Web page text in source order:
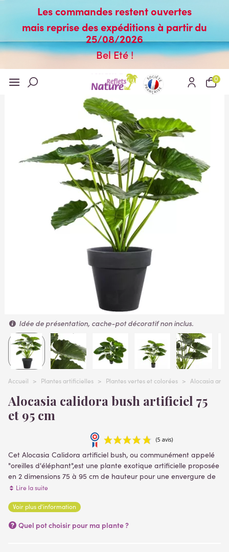
Les commandes restent ouvertes
mais reprise des expéditions à partir du
25/08/2026
Bel Eté !
0
Idée de présentation, cache-pot décoratif non inclus.
Accueil > Plantes artificielles > Plantes vertes et colorées > Alocasia
Alocasia calidora bush artificiel 75
et 95 cm
Cet Alocasia Calidora artificiel bush, ou communément appelé
"oreilles d'éléphant",est une plante exotique artificielle proposée
en 2 dimensions 75 à 95 cm de hauteur pour une envergure de
80 et 100 cm. Son feuillage réalisé en matière textile est une
PVC (support de plantation) plantes artificielles
Lire la suite
Voir plus d'information
Quel pot choisir pour ma plante ?